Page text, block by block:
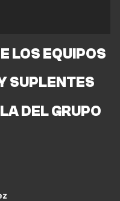
LOS EQUIPOS
SUPLENTES
DEL GRUPO